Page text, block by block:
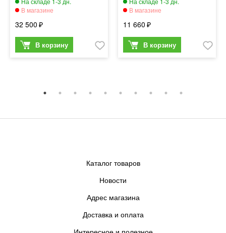
32 500 11 660
Каталог товаров
Новости
Адрес магазина
Доставка и оплата